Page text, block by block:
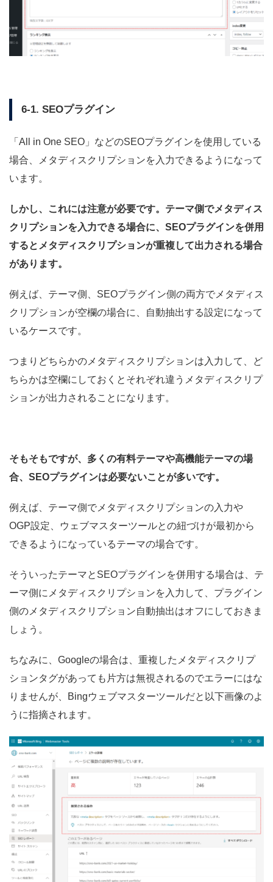
6-1. SEOプラグイン
「All in One SEO」などのSEOプラグインを使用している
場合、メタディスクリプションを入力できるようになって
います。
しかし、これには注意が必要です。テーマ側でメタディス
クリプションを入力できる場合に、SEOプラグインを併用
するとメタディスクリプションが重複して出力される場合
があります。
例えば、テーマ側、SEOプラグイン側の両方でメタディス
クリプションが空欄の場合に、自動抽出する設定になって
いるケースです。
つまりどちらかのメタディスクリプションは入力して、ど
ちらかは空欄にしておくとそれぞれ違うメタディスクリプ
ションが出力されることになります。
そもそもですが、多くの有料テーマや高機能テーマの場
合、SEOプラグインは必要ないことが多いです。
例えば、テーマ側でメタディスクリプションの入力や
OGP設定、ウェブマスターツールとの紐づけが最初から
できるようになっているテーマの場合です。
そういったテーマとSEOプラグインを併用する場合は、テ
ーマ側にメタディスクリプションを入力して、プラグイン
側のメタディスクリプション自動抽出はオフにしておきま
しょう。
ちなみに、Googleの場合は、重複したメタディスクリプ
ションタグがあっても片方は無視されるのでエラーにはな
りませんが、Bingウェブマスターツールだと以下画像のよ
うに指摘されます。